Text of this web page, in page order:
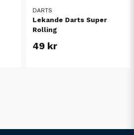
DARTS
Lekande Darts Super
Rolling
49 kr